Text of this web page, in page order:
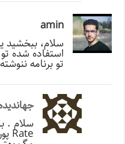
amin
سلام، ببخشید
استفاده شده
تو برنامه ننوشته 1 مگه یا 8